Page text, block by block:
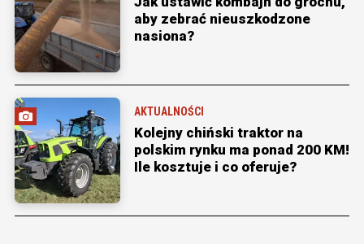
aby zebrać nieuszkodzone
nasiona?
AKTUALNOŚCI
Kolejny chiński traktor na
polskim rynku ma ponad 200 KM!
Ile kosztuje i co oferuje?